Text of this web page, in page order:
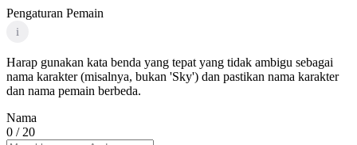
Pengaturan Pemain
i
Harap gunakan kata benda yang tepat yang tidak ambigu sebagai
nama karakter (misalnya, bukan 'Sky') dan pastikan nama karakter
dan nama pemain berbeda.
Nama
0 / 20